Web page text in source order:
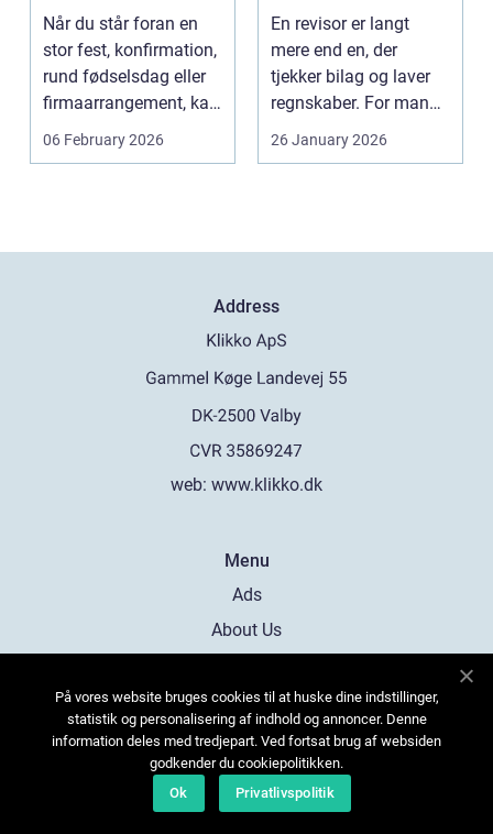
stress
Når du står foran en
stor fest, konfirmation,
rund fødselsdag eller
firmaarrangement, kan
planlægnin...
06 February 2026
En revisor er langt
mere end en, der
tjekker bilag og laver
regnskaber. For mange
mindre og mellemst...
26 January 2026
Address
web: www.klikko.dk
Menu
Ads
About Us
Contact
Sitemap
På vores website bruges cookies til at huske dine indstillinger,
statistik og personalisering af indhold og annoncer. Denne
information deles med tredjepart. Ved fortsat brug af websiden
godkender du cookiepolitikken.
Ok
Privatlivspolitik